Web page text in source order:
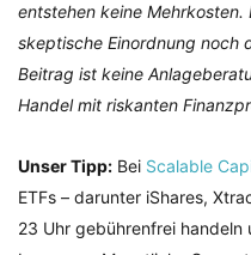
entstehen keine
skeptische Einordnung noch
Beitrag ist keine
Handel mit riskanten
Unser Tipp: Bei Scalable
ETFs – darunter iShares,
23 Uhr gebührenfrei